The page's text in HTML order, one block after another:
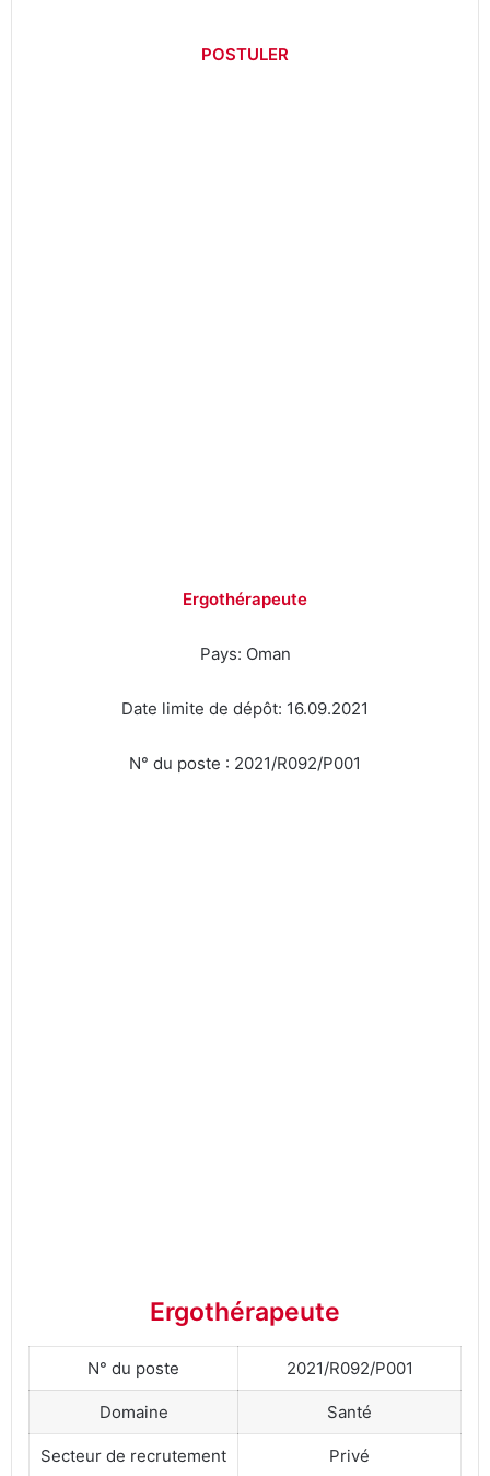
POSTULER
Ergothérapeute
Pays: Oman
Date limite de dépôt: 16.09.2021
N° du poste : 2021/R092/P001
Ergothérapeute
N° du poste 2021/R092/P001
Domaine Santé
Secteur de recrutement Privé